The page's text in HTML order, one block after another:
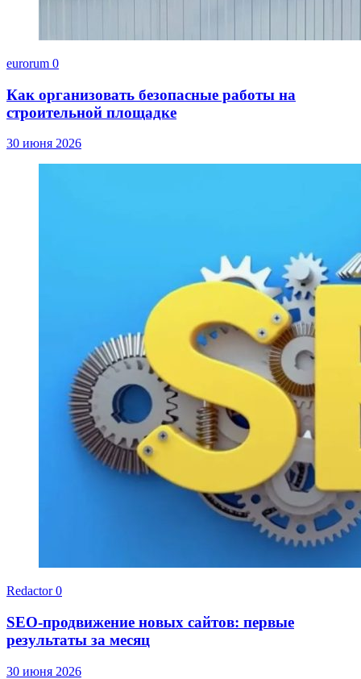
eurorum 0
Как организовать безопасные работы на
строительной площадке
30 июня 2026
Redactor0
SEO-продвижение новых сайтов: первые
результаты за месяц
30 июня 2026